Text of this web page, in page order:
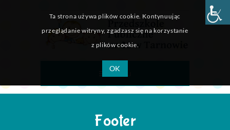
Menu
Footer
Ta strona używa plików cookie. Kontynuując
przeglądanie witryny, zgadzasz się na korzystanie
z plików cookie.
OK